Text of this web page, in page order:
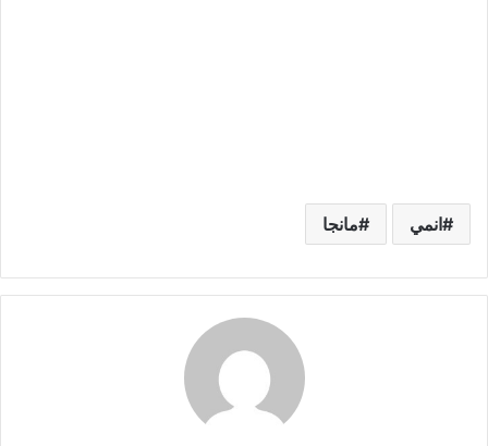
انمي مانجا